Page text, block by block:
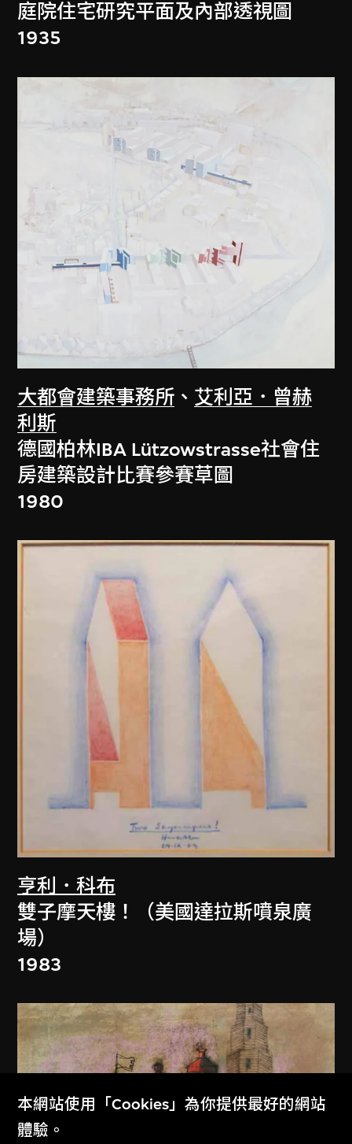
庭院住宅研究平面及內部透視圖
1935
大都會建築事務所 、 艾利亞．曾赫
利斯
德國柏林IBA Lützowstrasse社會住
房建築設計比賽參賽草圖
1980
亨利．科布
雙子摩天樓！（美國達拉斯噴泉廣
場）
1983
本網站使用「Cookies」為你提供最好的網站
體驗。